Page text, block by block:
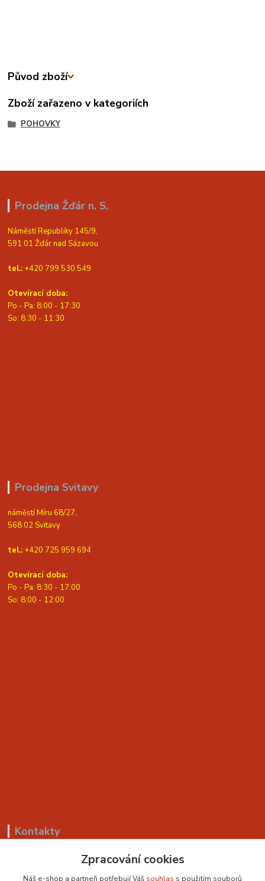
Původ zboží
Zboží zařazeno v kategoriích
POHOVKY
Prodejna Žďár n. S.
Náměstí Republiky 145/9,
591 01 Žďár nad Sázavou
tel.: +420 799 530 549
Otevírací doba:
Po - Pa: 8:00 - 17:30
So: 8:30 - 11:30
Prodejna Svitavy
náměstí Míru 68/27,
568 02 Svitavy
tel.: +420 725 959 694
Otevírací doba:
Po - Pa: 8:30 - 17:00
So: 8:00 - 12:00
Kontakty
+420 799 530 549Zpracování cookies
Náš e-shop a partneři potřebují Váš souhlas s použitím souborů